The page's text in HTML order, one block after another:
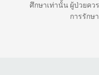
ศึกษาเท่านั้น ผู้ป่วยคว
การรักษ